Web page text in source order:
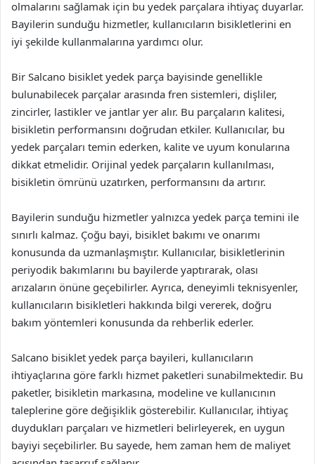
olmalarını sağlamak için bu yedek parçalara ihtiyaç duyarlar.
Bayilerin sunduğu hizmetler, kullanıcıların bisikletlerini en
iyi şekilde kullanmalarına yardımcı olur.
Bir Salcano bisiklet yedek parça bayisinde genellikle
bulunabilecek parçalar arasında fren sistemleri, dişliler,
zincirler, lastikler ve jantlar yer alır. Bu parçaların kalitesi,
bisikletin performansını doğrudan etkiler. Kullanıcılar, bu
yedek parçaları temin ederken, kalite ve uyum konularına
dikkat etmelidir. Orijinal yedek parçaların kullanılması,
bisikletin ömrünü uzatırken, performansını da artırır.
Bayilerin sunduğu hizmetler yalnızca yedek parça temini ile
sınırlı kalmaz. Çoğu bayi, bisiklet bakımı ve onarımı
konusunda da uzmanlaşmıştır. Kullanıcılar, bisikletlerinin
periyodik bakımlarını bu bayilerde yaptırarak, olası
arızaların önüne geçebilirler. Ayrıca, deneyimli teknisyenler,
kullanıcıların bisikletleri hakkında bilgi vererek, doğru
bakım yöntemleri konusunda da rehberlik ederler.
Salcano bisiklet yedek parça bayileri, kullanıcıların
ihtiyaçlarına göre farklı hizmet paketleri sunabilmektedir. Bu
paketler, bisikletin markasına, modeline ve kullanıcının
taleplerine göre değişiklik gösterebilir. Kullanıcılar, ihtiyaç
duydukları parçaları ve hizmetleri belirleyerek, en uygun
bayiyi seçebilirler. Bu sayede, hem zaman hem de maliyet